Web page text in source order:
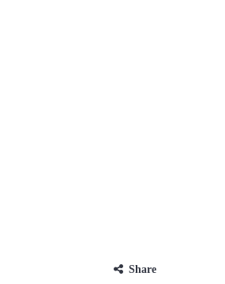
Share